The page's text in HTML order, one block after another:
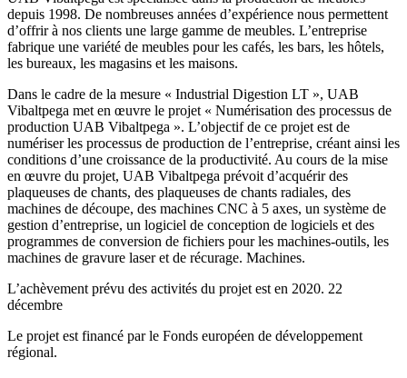
depuis 1998. De nombreuses années d’expérience nous permettent
d’offrir à nos clients une large gamme de meubles. L’entreprise
fabrique une variété de meubles pour les cafés, les bars, les hôtels,
les bureaux, les magasins et les maisons.
Dans le cadre de la mesure « Industrial Digestion LT », UAB
Vibaltpega met en œuvre le projet « Numérisation des processus de
production UAB Vibaltpega ». L’objectif de ce projet est de
numériser les processus de production de l’entreprise, créant ainsi les
conditions d’une croissance de la productivité. Au cours de la mise
en œuvre du projet, UAB Vibaltpega prévoit d’acquérir des
plaqueuses de chants, des plaqueuses de chants radiales, des
machines de découpe, des machines CNC à 5 axes, un système de
gestion d’entreprise, un logiciel de conception de logiciels et des
programmes de conversion de fichiers pour les machines-outils, les
machines de gravure laser et de récurage. Machines.
L’achèvement prévu des activités du projet est en 2020. 22
décembre
Le projet est financé par le Fonds européen de développement
régional.